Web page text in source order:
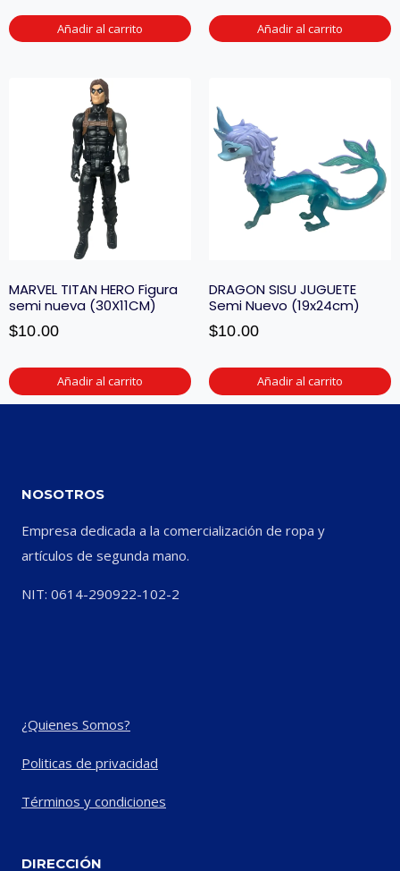
Añadir al carrito Añadir al carrito
MARVEL TITAN HERO Figura
semi nueva (30X11CM)
$10.00
Añadir al carrito
DRAGON SISU JUGUETE
Semi Nuevo (19x24cm)
$10.00
Añadir al carrito
NOSOTROS
Empresa dedicada a la comercialización de ropa y
artículos de segunda mano.
NIT: 0614-290922-102-2
¿Quienes Somos?
Politicas de privacidad
Términos y condiciones
DIRECCIÓN